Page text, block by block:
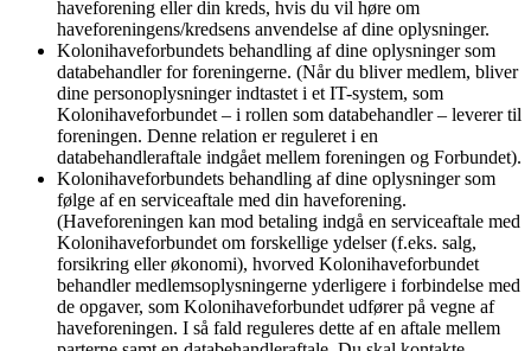
haveforening eller din kreds, hvis du vil høre om
haveforeningens/kredsens anvendelse af dine oplysninger.
Kolonihaveforbundets behandling af dine oplysninger som
databehandler for foreningerne. (Når du bliver medlem, bliver
dine personoplysninger indtastet i et IT-system, som
Kolonihaveforbundet – i rollen som databehandler – leverer til
foreningen. Denne relation er reguleret i en
databehandleraftale indgået mellem foreningen og Forbundet).
Kolonihaveforbundets behandling af dine oplysninger som
følge af en serviceaftale med din haveforening.
(Haveforeningen kan mod betaling indgå en serviceaftale med
Kolonihaveforbundet om forskellige ydelser (f.eks. salg,
forsikring eller økonomi), hvorved Kolonihaveforbundet
behandler medlemsoplysningerne yderligere i forbindelse med
de opgaver, som Kolonihaveforbundet udfører på vegne af
haveforeningen. I så fald reguleres dette af en aftale mellem